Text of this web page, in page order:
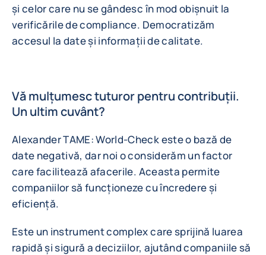
și celor care nu se gândesc în mod obișnuit la
verificările de compliance. Democratizăm
accesul la date și informații de calitate.
Vă mulțumesc tuturor pentru contribuții.
Un ultim cuvânt?
Alexander TAME: World-Check este o bază de
date negativă, dar noi o considerăm un factor
care facilitează afacerile. Aceasta permite
companiilor să funcționeze cu încredere și
eficiență.
Este un instrument complex care sprijină luarea
rapidă și sigură a deciziilor, ajutând companiile să